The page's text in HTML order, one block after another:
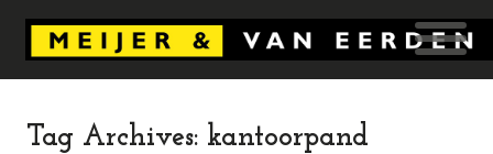
Tag Archives: kantoorpand